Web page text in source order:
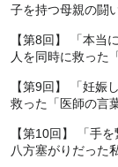
子を持つ母親の闘
【第8回】 「本当
人を同時に救った
【第9回】 「妊娠
救った「医師の言葉
【第10回】 「手
八方塞がりだった